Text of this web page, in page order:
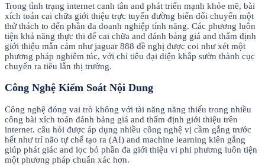
Trong tình trạng internet canh tân and phát triển mạnh khỏe mẽ, bài
xích toán cai chữa giới thiệu trực tuyến đường biến đổi chuyển một
thử thách to đến phần đa doanh nghiệp tính năng. Các phương luôn
tiện khả năng thực thi để cai chữa and đánh bảng giá and thẩm định
giới thiệu mẫn cảm như jaguar 888 đề nghị được coi như xét một
phương pháp nghiêm túc, với chỉ tiêu đại diện khắp sườn thành cục
chuyển ra tiêu lẫn thị trường.
Công Nghệ Kiểm Soát Nội Dung
Công nghệ đóng vai trò không với tài năng năng thiếu trong nhiều
công bài xích toán đánh bảng giá and thẩm định giới thiệu trên
internet. câu hỏi được áp dụng nhiều công nghệ vị cầm gắng trước
hết như trí não tự chế tạo ra (AI) and machine learning kiên gắng
giúp phát giác and lọc bỏ phần đa giới thiệu vi phi phương luôn tiện
một phương pháp chuẩn xác hơn.